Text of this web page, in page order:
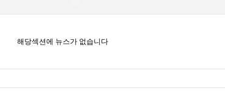
해당섹션에 뉴스가 없습니다